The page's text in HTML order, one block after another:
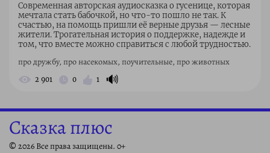
Современная авторская аудиосказка о гусенице, которая
мечтала стать бабочкой, но что-то пошло не так. К
счастью, на помощь пришли её верные друзья — лесные
жители. Трогательная история о поддержке, надежде и
том, что вместе можно справиться с любой трудностью.
про дружбу, про насекомых, поучительные, про животных
2 901 0 1 🔊
Сказка плюс
© 2026 Все права защищены. 0+